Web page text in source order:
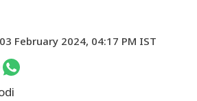
February 2024, 04:17 PM IST